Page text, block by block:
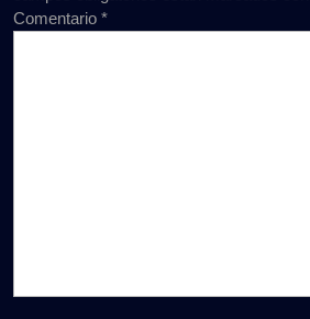
Comentario *